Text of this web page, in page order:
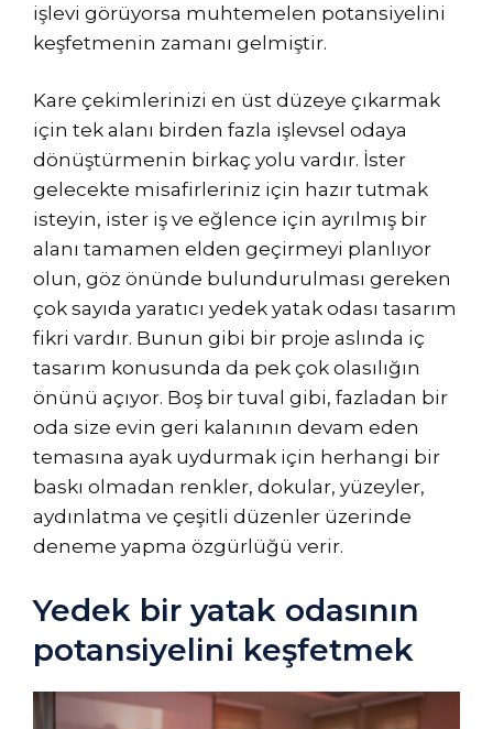
işlevi görüyorsa muhtemelen potansiyelini
keşfetmenin zamanı gelmiştir.
Kare çekimlerinizi en üst düzeye çıkarmak
için tek alanı birden fazla işlevsel odaya
dönüştürmenin birkaç yolu vardır. İster
gelecekte misafirleriniz için hazır tutmak
isteyin, ister iş ve eğlence için ayrılmış bir
alanı tamamen elden geçirmeyi planlıyor
olun, göz önünde bulundurulması gereken
çok sayıda yaratıcı yedek yatak odası tasarım
fikri vardır. Bunun gibi bir proje aslında iç
tasarım konusunda da pek çok olasılığın
önünü açıyor. Boş bir tuval gibi, fazladan bir
oda size evin geri kalanının devam eden
temasına ayak uydurmak için herhangi bir
baskı olmadan renkler, dokular, yüzeyler,
aydınlatma ve çeşitli düzenler üzerinde
deneme yapma özgürlüğü verir.
Yedek bir yatak odasının
potansiyelini keşfetmek